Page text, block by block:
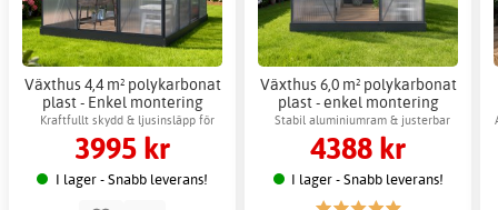
Växthus 4,4 m² polykarbonat
plast - Enkel montering
Kraftfullt skydd & ljusinsläpp för
odling
3995 kr
I lager - Snabb leverans!
Växthus 6,0 m² polykarbonat
plast - enkel montering
Stabil aluminiumram & justerbar
ventilation
4388 kr
I lager - Snabb leverans!